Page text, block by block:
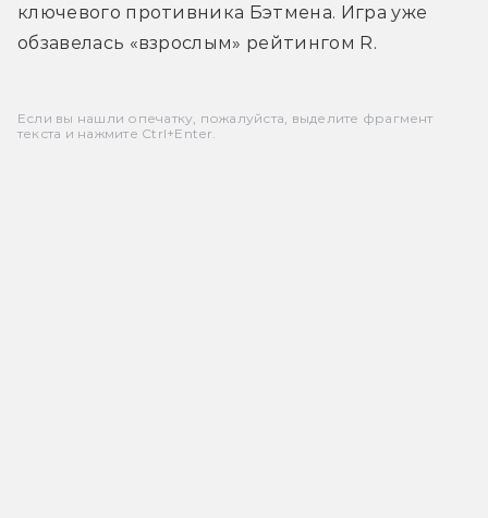
ключевого противника Бэтмена. Игра уже
обзавелась «взрослым» рейтингом R.
Если вы нашли опечатку, пожалуйста, выделите фрагмент
текста и нажмите Ctrl+Enter.